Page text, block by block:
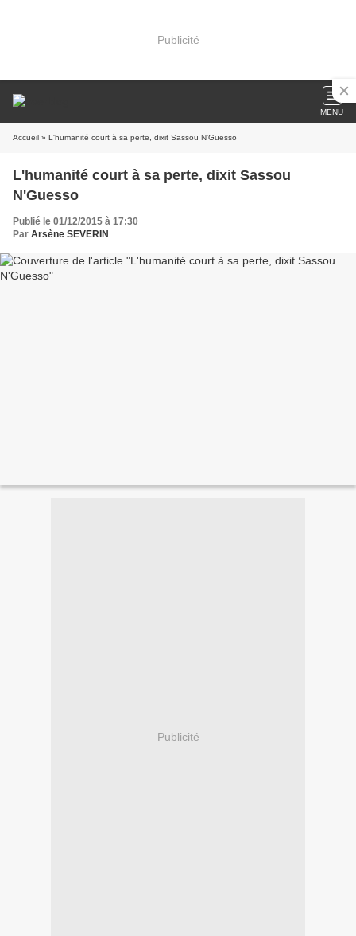
Publicité
MENU
Accueil » L'humanité court à sa perte, dixit Sassou N'Guesso
L'humanité court à sa perte, dixit Sassou
N'Guesso
Publié le 01/12/2015 à 17:30
Par Arsène SEVERIN
Publicité